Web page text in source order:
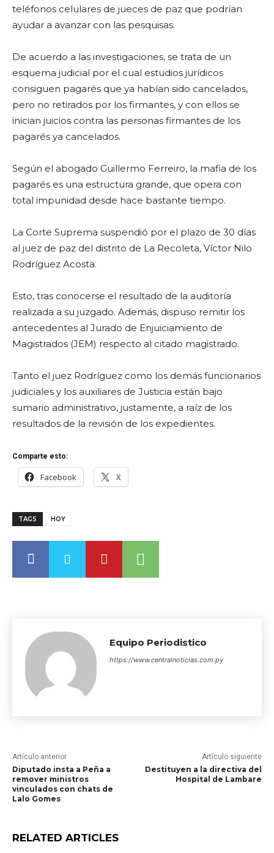
teléfonos celulares de jueces de paz que podrían
ayudar a avanzar con las pesquisas.
De acuerdo a las investigaciones, se trata de un
esquema judicial por el cual estudios jurídicos
consiguen pagarés que ya habían sido cancelados,
pero no retirados por los firmantes, y con ellos se
inician juicios contra las personas firmantes de los
pagarés ya cancelados.
Según el abogado Guillermo Ferreiro, la mafia de los
pagarés es una estructura grande, que opera con
total impunidad desde hace bastante tiempo.
La Corte Suprema suspendió por el plazo de 30 días
al juez de paz del distrito de La Recoleta, Víctor Nilo
Rodríguez Acosta.
Esto, tras conocerse el resultado de la auditoría
realizada a su juzgado. Además, dispuso remitir los
antecedentes al Jurado de Enjuiciamiento de
Magistrados (JEM) respecto al citado magistrado.
Tanto el juez Rodríguez como los demás funcionarios
judiciales y los auxiliares de Justicia están bajo
sumario administrativo, justamente, a raíz de los
resultados de la revisión de los expedientes.
Comparte esto:
Facebook X
TAGS HOY
Equipo Periodistico
https://www.centralnoticias.com.py
Artículo anterior
Diputado insta a Peña a
remover ministros
vinculados con chats de
Lalo Gomes
Artículo siguiente
Destituyen a la directiva del
Hospital de Lambare
RELATED ARTICLES